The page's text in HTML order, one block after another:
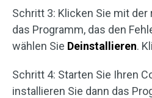
Schritt 3: Klicken Sie mit
das Programm, das den
wählen Sie Deinstallieren.
Schritt 4: Starten Sie Ihren
installieren Sie dann das